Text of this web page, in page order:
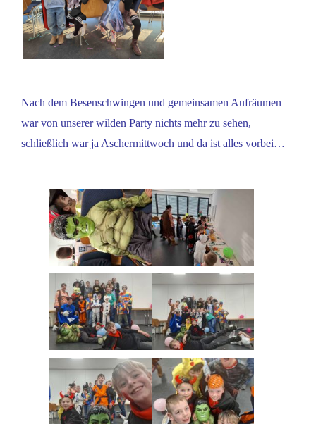
Nach dem Besenschwingen und gemeinsamen Aufräumen
war von unserer wilden Party nichts mehr zu sehen,
schließlich war ja Aschermittwoch und da ist alles vorbei…